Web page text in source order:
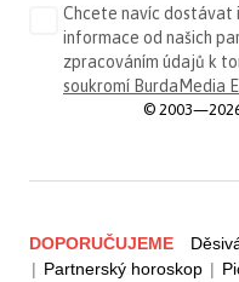
Chcete navíc dostávat
informace od našich
zpracováním údajů k
soukromí BurdaMedia
© 2003—2026
DOPORUČUJEME
| Partnerský horoskop |